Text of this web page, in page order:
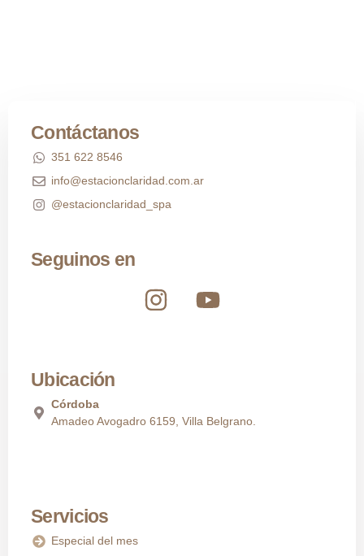
Contáctanos
351 622 8546
info@estacionclaridad.com.ar
@estacionclaridad_spa
Seguinos en
Ubicación
Córdoba
Amadeo Avogadro 6159, Villa Belgrano.
Servicios
Especial del mes